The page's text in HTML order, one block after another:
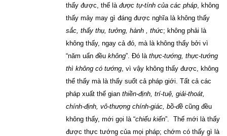
thấy được, thế là được tự-tính của các pháp, không
thấy mảy may gì đáng được nghĩa là không thấy
sắc, thấy thụ, tưởng, hành , thức; không phải là
không thấy, ngay cả đó, mà là không thấy bởi vì
“năm uẩn đều không”. Đó là thực-tướng, thực-tướng
thì không có tướng, vì vậy không thấy được, không
thể thấy mà là thấy suốt cả pháp giới. Tất cả các
pháp xuất thế gian thiền-định, trí-tuệ, giải-thoát,
chính-định, vô-thượng chính-giác, bồ-đề cũng đều
không thấy, mới gọi là “chiếu kiến”. Thế mới là thấy
được thực tướng của mọi pháp; chớm có thấy gì là